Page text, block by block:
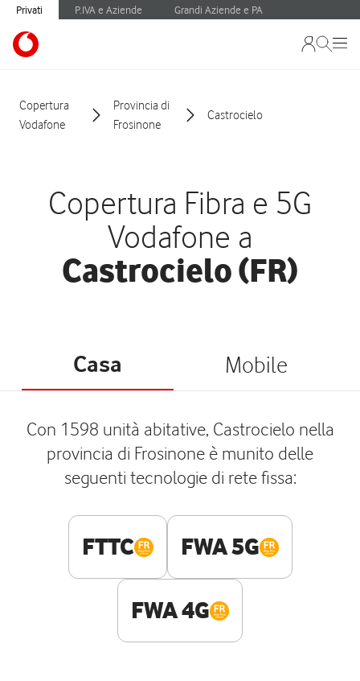
Privati P.IVA e Aziende Grandi Aziende e PA
Copertura
Vodafone
Provincia di
Frosinone
Castrocielo
Copertura Fibra e 5G
Vodafone a
Castrocielo (FR)
Casa Mobile
Con 1598 unità abitative, Castrocielo nella
provincia di Frosinone è munito delle
seguenti tecnologie di rete fissa:
FTTC FWA 5G
FWA 4G